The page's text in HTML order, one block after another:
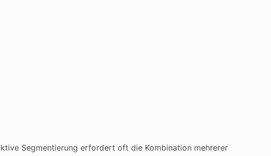
Segmentierung erfordert oft die Kombination mehrerer